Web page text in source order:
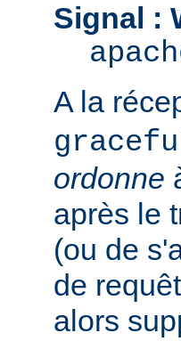
Signal :
A la
ordonne
après le
(ou de
de
alors